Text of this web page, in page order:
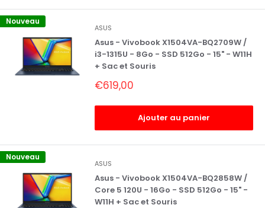
Nouveau
ASUS
Asus - Vivobook X1504VA-BQ2709W /
i3-1315U - 8Go - SSD 512Go - 15" - W11H
+ Sac et Souris
Prix
réduit
€619,00
Ajouter au panier
Nouveau
ASUS
Asus - Vivobook X1504VA-BQ2858W /
Core 5 120U - 16Go - SSD 512Go - 15" -
W11H + Sac et Souris